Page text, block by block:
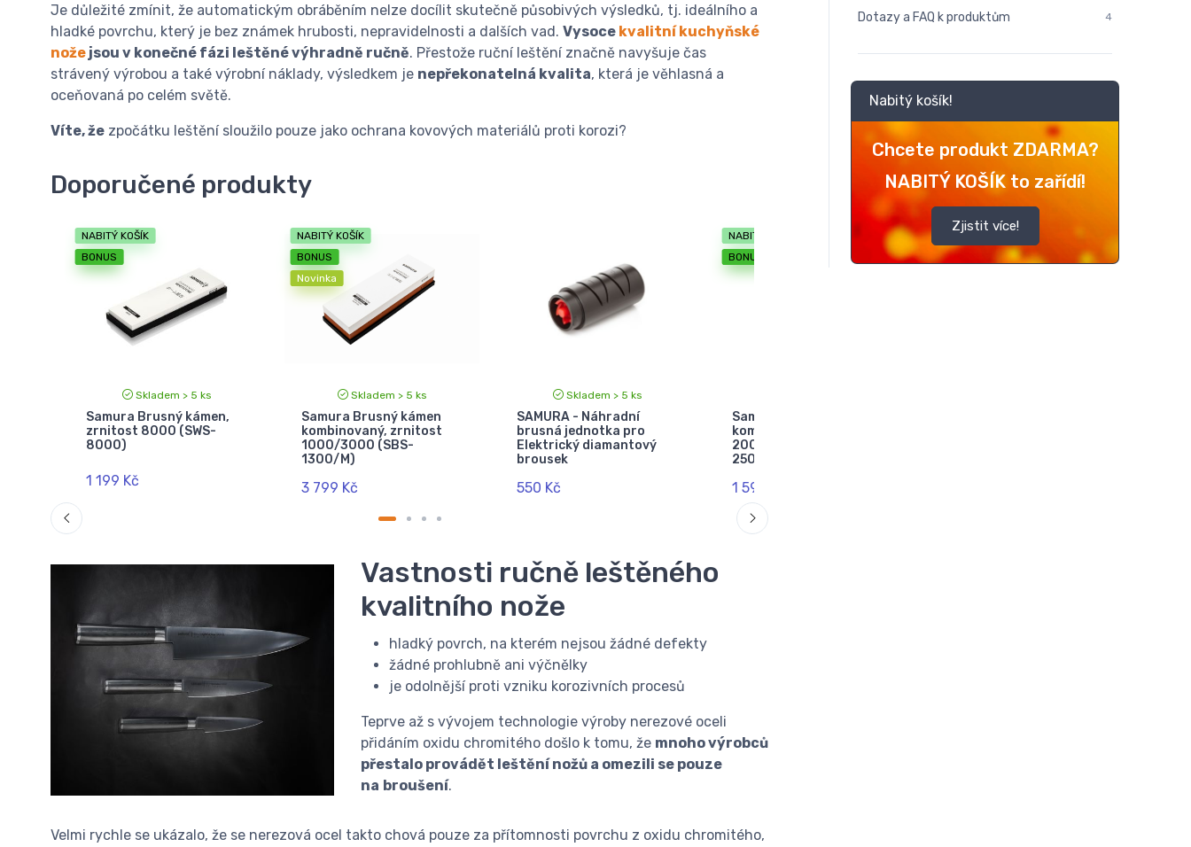
Je důležité zmínit, že automatickým obráběním nelze docílit skutečně působivých výsledků, tj. ideálního a
hladké povrchu, který je bez známek hrubosti, nepravidelnosti a dalších vad. Vysoce kvalitní kuchyňské
nože jsou v konečné fázi leštěné výhradně ručně. Přestože ruční leštění značně navyšuje čas
strávený výrobou a také výrobní náklady, výsledkem je nepřekonatelná kvalita, která je věhlasná a
oceňovaná po celém světě.
Víte, že zpočátku leštění sloužilo pouze jako ochrana kovových materiálů proti korozi?
Doporučené produkty
NABITÝ KOŠÍK
BONUS
Skladem > 5 ks
Samura Brusný kámen,
zrnitost 8000 (SWS-
8000)
1 199 Kč
NABITÝ KOŠÍK
BONUS
Novinka
Skladem > 5 ks
Samura Brusný kámen
kombinovaný, zrnitost
1000/3000 (SBS-
1300/M)
3 799 Kč
Skladem > 5 ks
SAMURA - Náhradní
brusná jednotka pro
Elektrický diamantový
brousek
550 Kč
NABITÝ KOŠÍK
BONUS
Samura Brusný kámen
kombinovaný, zrnitost
2000/5000 (SCS-
2500/F)
1 599 Kč
NABITÝ KOŠÍK
BONUS
Vastnosti ručně leštěného
kvalitního nože
hladký povrch, na kterém nejsou žádné defekty
žádné prohlubně ani výčnělky
je odolnější proti vzniku korozivních procesů
Teprve až s vývojem technologie výroby nerezové oceli
přidáním oxidu chromitého došlo k tomu, že mnoho výrobců
přestalo provádět leštění nožů a omezili se pouze
na broušení.
Velmi rychle se ukázalo, že se nerezová ocel takto chová pouze za přítomnosti povrchu z oxidu chromitého,
Dotazy a FAQ k produktům 4
Nabitý košík!
Chcete produkt ZDARMA?
NABITÝ KOŠÍK to zařídí!
Zjistit více!